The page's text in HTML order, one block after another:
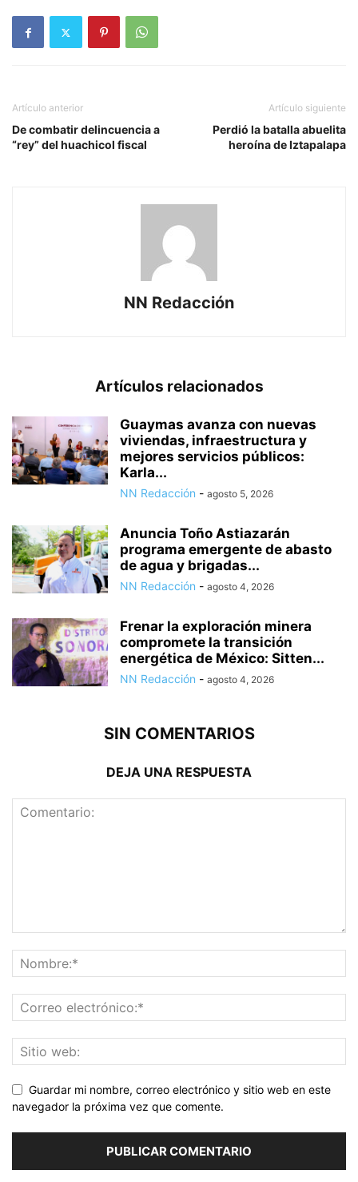
Artículo anterior
De combatir delincuencia a
“rey” del huachicol fiscal
Artículo siguiente
Perdió la batalla abuelita
heroína de Iztapalapa
NN Redacción
Artículos relacionados
Guaymas avanza con nuevas
viviendas, infraestructura y
mejores servicios públicos:
Karla...
NN Redacción - agosto 5, 2026
Anuncia Toño Astiazarán
programa emergente de abasto
de agua y brigadas...
NN Redacción - agosto 4, 2026
Frenar la exploración minera
compromete la transición
energética de México: Sitten...
NN Redacción - agosto 4, 2026
SIN COMENTARIOS
DEJA UNA RESPUESTA
Guardar mi nombre, correo electrónico y sitio web en este
navegador la próxima vez que comente.